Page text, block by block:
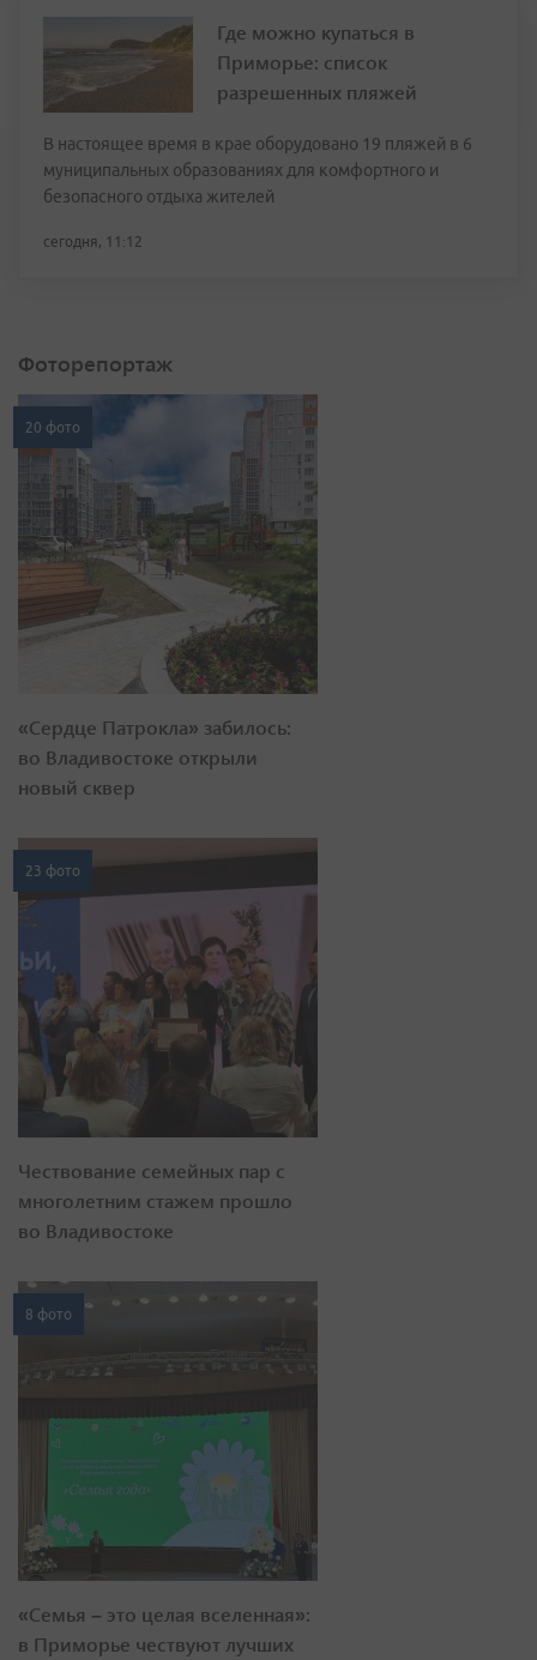
Где можно купаться в
Приморье: список
разрешенных пляжей
В настоящее время в крае оборудовано 19 пляжей в 6
муниципальных образованиях для комфортного и
безопасного отдыха жителей
сегодня, 11:12
Фоторепортаж
20 фото
«Сердце Патрокла» забилось:
во Владивостоке открыли
новый сквер
23 фото
Чествование семейных пар с
многолетним стажем прошло
во Владивостоке
8 фото
«Семья – это целая вселенная»:
в Приморье чествуют лучших